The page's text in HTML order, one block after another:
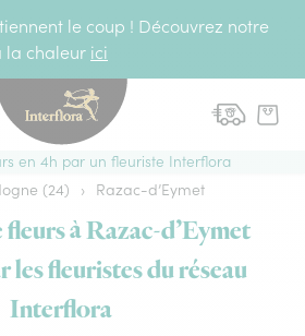
le coup ! Découvrez notre
la chaleur ici
en 4h par un fleuriste Interflora
(24) › Razac-d’Eymet
à Razac-d’Eymet
fleuristes du réseau
Interflora